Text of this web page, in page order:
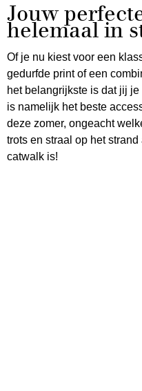
Jouw
helemaal in
Of je nu kiest voor een
gedurfde print of een
het belangrijkste is dat jij
is namelijk het beste
deze zomer, ongeacht
trots en straal op het
catwalk is!